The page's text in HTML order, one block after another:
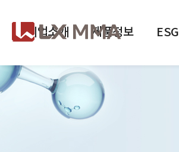
본문가기
기업소개 제품정보 ESG